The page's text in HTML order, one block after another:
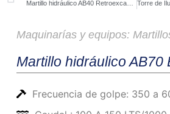
Maquinarías y equipos:
Martillo hidráulico AB70
Frecuencia de golpe: 350 a